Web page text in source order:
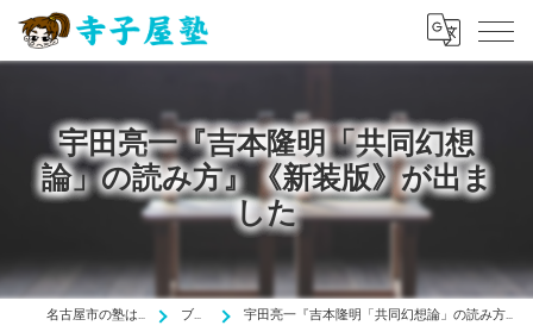
宇田亮一『吉本隆明「共同幻想
論」の読み方』《新装版》が出ま
した
名古屋市の塾は寺子屋塾 ブログ 宇田亮一『吉本隆明「共同幻想論」の読み方』《新装版》が出ました